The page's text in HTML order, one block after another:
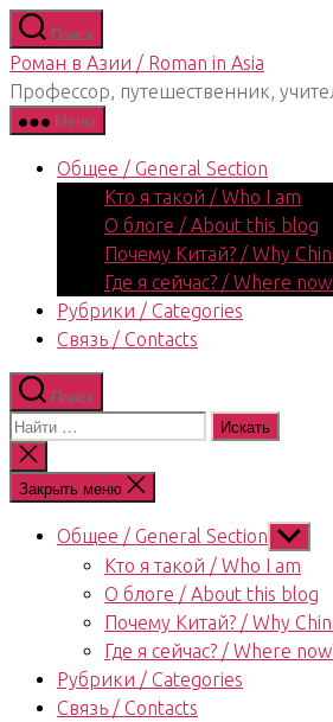
Перейти
к
содержимому
Поиск
Роман в Азии / Roman in Asia
Профессор, путешественник,
Меню
Общее / General Section
Кто я такой / Who I am
О блоге / About this blog
Почему Китай? / Why
Где я сейчас? / Where
Рубрики / Categories
Связь / Contacts
Поиск
Поиск:
Закрыть
поиск
Закрыть меню
Общее / General Section
подменю
Кто я такой / Who I am
О блоге / About this blog
Почему Китай? / Why
Где я сейчас? / Where
Рубрики / Categories
Связь / Contacts